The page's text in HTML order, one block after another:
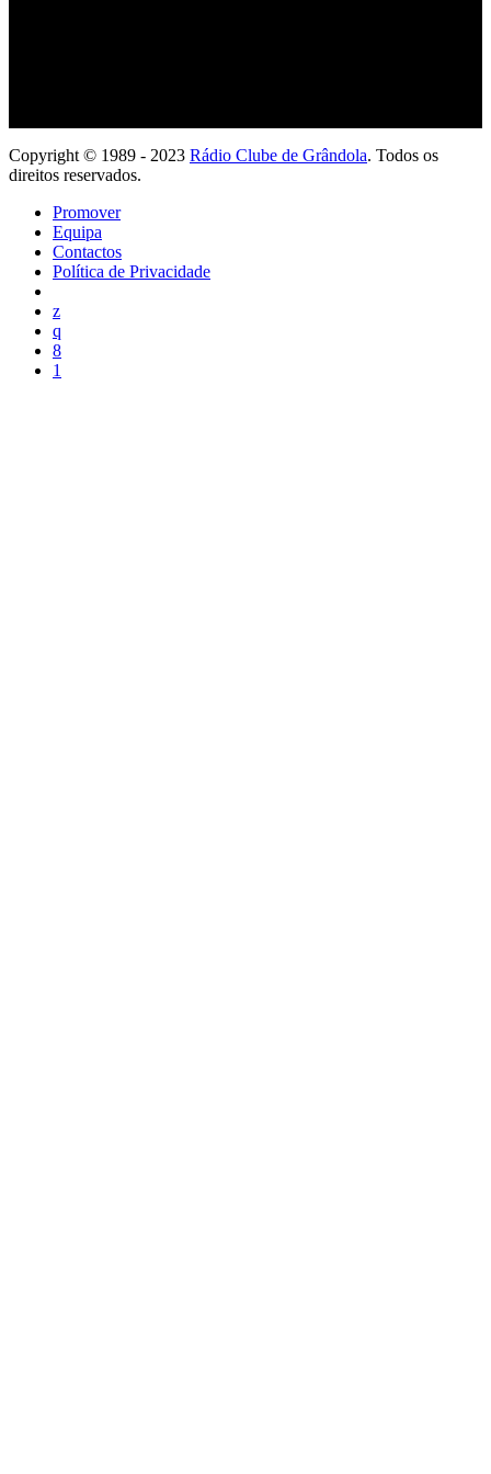
Copyright © 1989 - 2023 Rádio Clube de Grândola. Todos os
direitos reservados.
Promover
Equipa
Contactos
Política de Privacidade